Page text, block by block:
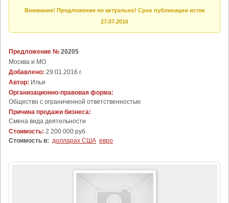
Внимание! Предложение не актуально! Срок публикации истек
27.07.2016
Предложение № 20205
Москва и МО
Добавлено: 29.01.2016 г.
Автор: Илья
Организационно-правовая форма:
Общество с ограниченной ответственностью
Причина продажи бизнеса:
Cмена вида деятельности
Стоимость: 2 200 000 руб.
Стоимость в: долларах США евро